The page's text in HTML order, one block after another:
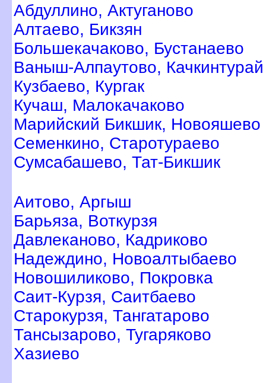
Абдуллино, Актуганово
Алтаево, Бикзян
Большекачаково, Бустанаево
аныш-Алпаутово, Качкинтурай
Кузбаево, Кургак
Кучаш, Малокачаково
Марийский Бикшик, Новояшево
Семенкино, Старотураево
Сумсабашево, Тат-Бикшик
Аитово, Аргыш
Барьяза, Воткурзя
Давлеканово, Кадриково
Надеждино, Новоалтыбаево
Новошиликово, Покровка
Саит-Курзя, Саитбаево
Старокурзя, Тангатарово
Тансызарово, Тугаряково
Хазиево